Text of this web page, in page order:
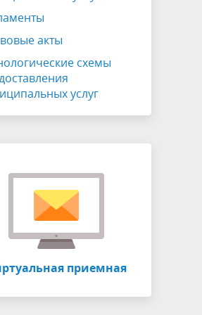
коррупции
собраниях участников
акты
схемы
услуг
приемная